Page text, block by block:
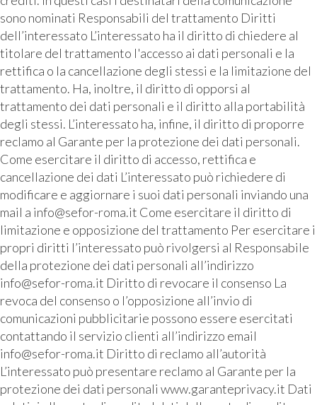
sono nominati Responsabili del trattamento Diritti
dell’interessato L’interessato ha il diritto di chiedere al
titolare del trattamento l'accesso ai dati personali e la
rettifica o la cancellazione degli stessi e la limitazione del
trattamento. Ha, inoltre, il diritto di opporsi al
trattamento dei dati personali e il diritto alla portabilità
degli stessi. L’interessato ha, infine, il diritto di proporre
reclamo al Garante per la protezione dei dati personali.
Come esercitare il diritto di accesso, rettifica e
cancellazione dei dati L’interessato può richiedere di
modificare e aggiornare i suoi dati personali inviando una
mail a info@sefor-roma.it Come esercitare il diritto di
limitazione e opposizione del trattamento Per esercitare i
propri diritti l’interessato può rivolgersi al Responsabile
della protezione dei dati personali all’indirizzo
info@sefor-roma.it Diritto di revocare il consenso La
revoca del consenso o l’opposizione all’invio di
comunicazioni pubblicitarie possono essere esercitati
contattando il servizio clienti all’indirizzo email
info@sefor-roma.it Diritto di reclamo all’autorità
L’interessato può presentare reclamo al Garante per la
protezione dei dati personali www.garanteprivacy.it Dati